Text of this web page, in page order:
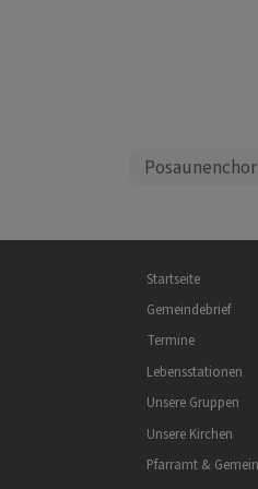
Hauptnavigation
Startseite
Gemeindebrief
Termine
Lebensstationen
Unsere Gruppen
Unsere Kirchen
Pfarramt &